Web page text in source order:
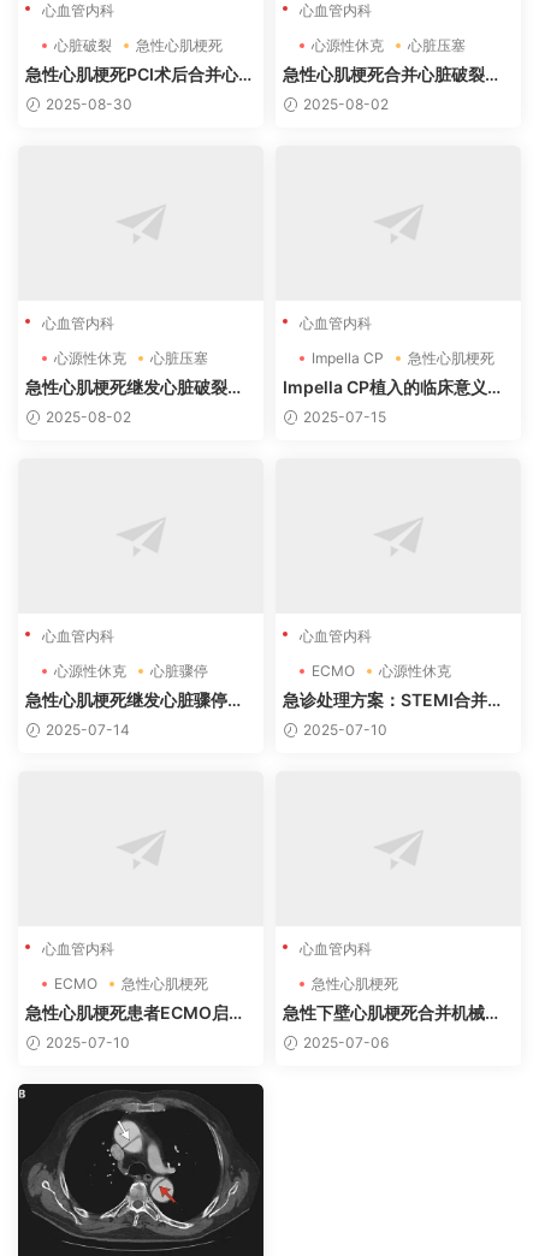
心血管内科
心脏破裂
急性心肌梗死
急性心肌梗死PCI术后合并心脏
破裂患者的抗血小板治疗策略
2025-08-30
心血管内科
心源性休克
心脏压塞
心脏破裂
急性心肌梗死合并心脏破裂诊
疗指南与病例分析
2025-08-02
心血管内科
心源性休克
心脏压塞
心脏破裂
急性心肌梗死继发心脏破裂致
心包压塞与心源性休克的系统
2025-08-02
心血管内科
Impella CP
急性心肌梗死
急诊冠脉综合征
Impella CP植入的临床意义与
适应证
2025-07-15
心血管内科
心源性休克
心脏骤停
急性心肌梗死
急性心肌梗死继发心脏骤停、
电风暴及心源性休克的诊疗指
2025-07-14
心血管内科
ECMO
心源性休克
急性心肌梗死
急诊处理方案：STEMI合并心
源性休克、电风暴（A型夹层术
2025-07-10
心血管内科
ECMO
急性心肌梗死
急性心肌梗死患者ECMO启动
指征指南(2025版)
2025-07-10
心血管内科
急性心肌梗死
急性下壁心肌梗死合并机械并
发症诊疗方案
2025-07-06